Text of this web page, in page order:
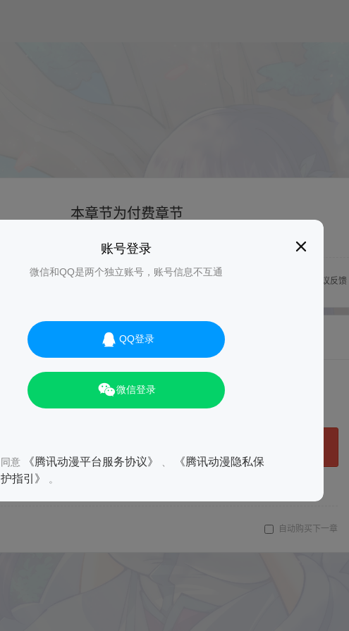
账号登录
微信和QQ是两个独立账号，账号信息不互通
QQ登录
微信登录
同意 《腾讯动漫平台服务协议》
《腾讯动漫隐私保
护指引》
。